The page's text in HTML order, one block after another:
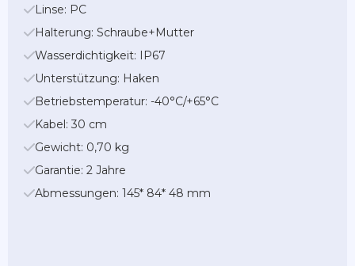
Linse: PC
Halterung: Schraube+Mutter
Wasserdichtigkeit: IP67
Unterstützung: Haken
Betriebstemperatur: -40°C/+65°C
Kabel: 30 cm
Gewicht: 0,70 kg
Garantie: 2 Jahre
Abmessungen: 145* 84* 48 mm